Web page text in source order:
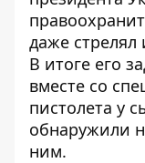
даже стрелял
В итоге его
вместе со
пистолета у
обнаружили
ним.